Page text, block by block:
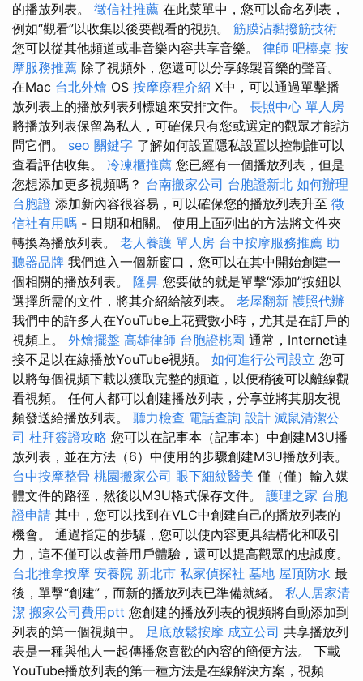
的播放列表。 徵信社推薦 在此菜單中，您可以命名列表，
例如“觀看”以收集以後要觀看的視頻。 筋膜沾黏撥筋技術
您可以從其他頻道或非音樂內容共享音樂。 律師 吧檯桌 按
摩服務推薦 除了視頻外，您還可以分享錄製音樂的聲音。
在Mac 台北外燴 OS 按摩療程介紹 X中，可以通過單擊播
放列表上的播放列表列標題來安排文件。 長照中心 單人房
將播放列表保留為私人，可確保只有您或選定的觀眾才能訪
問它們。 seo 關鍵字 了解如何設置隱私設置以控制誰可以
查看評估收集。 冷凍櫃推薦 您已經有一個播放列表，但是
您想添加更多視頻嗎？ 台南搬家公司 台胞證新北 如何辦理
台胞證 添加新內容很容易，可以確保您的播放列表升至 徵
信社有用嗎 - 日期和相關。 使用上面列出的方法將文件夾
轉換為播放列表。 老人養護 單人房 台中按摩服務推薦 助
聽器品牌 我們進入一個新窗口，您可以在其中開始創建一
個相關的播放列表。 隆鼻 您要做的就是單擊“添加”按鈕以
選擇所需的文件，將其介紹給該列表。 老屋翻新 護照代辦
我們中的許多人在YouTube上花費數小時，尤其是在訂戶的
視頻上。 外燴擺盤 高雄律師 台胞證桃園 通常，Internet連
接不足以在線播放YouTube視頻。 如何進行公司設立 您可
以將每個視頻下載以獲取完整的頻道，以便稍後可以離線觀
看視頻。 任何人都可以創建播放列表，分享並將其朋友視
頻發送給播放列表。 聽力檢查 電話查詢 設計 滅鼠清潔公
司 杜拜簽證攻略 您可以在記事本（記事本）中創建M3U播
放列表，並在方法（6）中使用的步驟創建M3U播放列表。
台中按摩整骨 桃園搬家公司 眼下細紋醫美 僅（僅）輸入媒
體文件的路徑，然後以M3U格式保存文件。 護理之家 台胞
證申請 其中，您可以找到在VLC中創建自己的播放列表的
機會。 通過指定的步驟，您可以使內容更具結構化和吸引
力，這不僅可以改善用戶體驗，還可以提高觀眾的忠誠度。
台北推拿按摩 安養院 新北市 私家偵探社 墓地 屋頂防水 最
後，單擊“創建”，而新的播放列表已準備就緒。 私人居家清
潔 搬家公司費用ptt 您創建的播放列表的視頻將自動添加到
列表的第一個視頻中。 足底放鬆按摩 成立公司 共享播放列
表是一種與他人一起傳播您喜歡的內容的簡便方法。 下載
YouTube播放列表的第一種方法是在線解決方案，視頻